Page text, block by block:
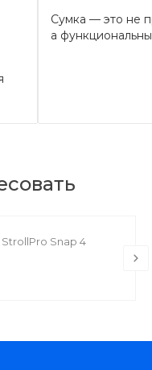
Сумка — это не
а
Snap 4